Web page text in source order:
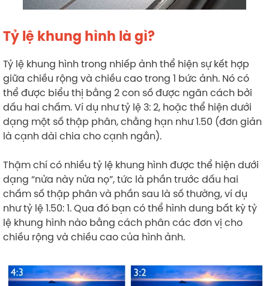
Tỷ lệ khung hình là gì?
Tỷ lệ khung hình trong nhiếp ảnh thể hiện sự kết hợp
giữa chiều rộng và chiều cao trong 1 bức ảnh. Nó có
thể được biểu thị bằng 2 con số được ngăn cách bởi
dấu hai chấm. Ví dụ như tỷ lệ 3: 2, hoặc thể hiện dưới
dạng một số thập phân, chằng hạn như 1.50 (đơn giản
là cạnh dài chia cho cạnh ngắn).
Thậm chí có nhiều tỷ lệ khung hình được thể hiện dưới
dạng “nửa này nửa nọ”, tức là phần trước dấu hai
chấm số thập phân và phần sau là số thường, ví dụ
như tỷ lệ 1.50: 1. Qua đó bạn có thể hình dung bất kỳ tỷ
lệ khung hình nào bằng cách phân các đơn vị cho
chiều rộng và chiều cao của hình ảnh.